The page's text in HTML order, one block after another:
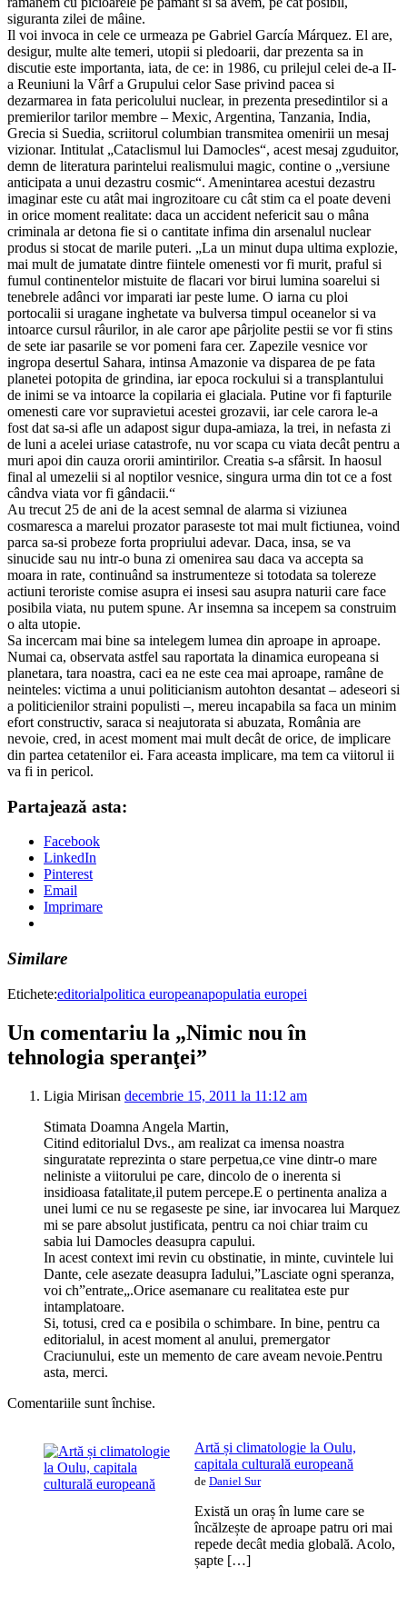
siguranta zilei de mâine.
Il voi invoca in cele ce urmeaza pe Gabriel García Márquez. El are,
desigur, multe alte temeri, utopii si pledoarii, dar prezenta sa in
discutie este importanta, iata, de ce: in 1986, cu prilejul celei de-a II-
a Reuniuni la Vârf a Grupului celor Sase privind pacea si
dezarmarea in fata pericolului nuclear, in prezenta presedintilor si a
premierilor tarilor membre – Mexic, Argentina, Tanzania, India,
Grecia si Suedia, scriitorul columbian transmitea omenirii un mesaj
vizionar. Intitulat „Cataclismul lui Damocles“, acest mesaj zguduitor,
demn de literatura parintelui realismului magic, contine o „versiune
anticipata a unui dezastru cosmic“. Amenintarea acestui dezastru
imaginar este cu atât mai ingrozitoare cu cât stim ca el poate deveni
in orice moment realitate: daca un accident nefericit sau o mâna
criminala ar detona fie si o cantitate infima din arsenalul nuclear
produs si stocat de marile puteri. „La un minut dupa ultima explozie,
mai mult de jumatate dintre fiintele omenesti vor fi murit, praful si
fumul continentelor mistuite de flacari vor birui lumina soarelui si
tenebrele adânci vor imparati iar peste lume. O iarna cu ploi
portocalii si uragane inghetate va bulversa timpul oceanelor si va
intoarce cursul râurilor, in ale caror ape pârjolite pestii se vor fi stins
de sete iar pasarile se vor pomeni fara cer. Zapezile vesnice vor
ingropa desertul Sahara, intinsa Amazonie va disparea de pe fata
planetei potopita de grindina, iar epoca rockului si a transplantului
de inimi se va intoarce la copilaria ei glaciala. Putine vor fi fapturile
omenesti care vor supravietui acestei grozavii, iar cele carora le-a
fost dat sa-si afle un adapost sigur dupa-amiaza, la trei, in nefasta zi
de luni a acelei uriase catastrofe, nu vor scapa cu viata decât pentru a
muri apoi din cauza ororii amintirilor. Creatia s-a sfârsit. In haosul
final al umezelii si al noptilor vesnice, singura urma din tot ce a fost
cândva viata vor fi gândacii.“
Au trecut 25 de ani de la acest semnal de alarma si viziunea
cosmaresca a marelui prozator paraseste tot mai mult fictiunea, voind
parca sa-si probeze forta propriului adevar. Daca, insa, se va
sinucide sau nu intr-o buna zi omenirea sau daca va accepta sa
moara in rate, continuând sa instrumenteze si totodata sa tolereze
actiuni teroriste comise asupra ei insesi sau asupra naturii care face
posibila viata, nu putem spune. Ar insemna sa incepem sa construim
o alta utopie.
Sa incercam mai bine sa intelegem lumea din aproape in aproape.
Numai ca, observata astfel sau raportata la dinamica europeana si
planetara, tara noastra, caci ea ne este cea mai aproape, ramâne de
neinteles: victima a unui politicianism autohton desantat – adeseori si
a politicienilor straini populisti –, mereu incapabila sa faca un minim
efort constructiv, saraca si neajutorata si abuzata, România are
nevoie, cred, in acest moment mai mult decât de orice, de implicare
din partea cetatenilor ei. Fara aceasta implicare, ma tem ca viitorul ii
va fi in pericol.
Partajează asta:
Facebook
LinkedIn
Pinterest
Email
Imprimare
Similare
Etichete:editorialpolitica europeanapopulatia europei
Un comentariu la „Nimic nou în
tehnologia speranţei”
Ligia Mirisan decembrie 15, 2011 la 11:12 am
Stimata Doamna Angela Martin,
Citind editorialul Dvs., am realizat ca imensa noastra
singuratate reprezinta o stare perpetua,ce vine dintr-o mare
neliniste a viitorului pe care, dincolo de o inerenta si
insidioasa fatalitate,il putem percepe.E o pertinenta analiza a
unei lumi ce nu se regaseste pe sine, iar invocarea lui Marquez
mi se pare absolut justificata, pentru ca noi chiar traim cu
sabia lui Damocles deasupra capului.
In acest context imi revin cu obstinatie, in minte, cuvintele lui
Dante, cele asezate deasupra Iadului,”Lasciate ogni speranza,
voi ch”entrate„.Orice asemanare cu realitatea este pur
intamplatoare.
Si, totusi, cred ca e posibila o schimbare. In bine, pentru ca
editorialul, in acest moment al anului, premergator
Craciunului, este un memento de care aveam nevoie.Pentru
asta, merci.
Comentariile sunt închise.
Artă și climatologie la Oulu,
capitala culturală europeană
de Daniel Sur
Există un oraș în lume care se
încălzește de aproape patru ori mai
repede decât media globală. Acolo,
șapte […]